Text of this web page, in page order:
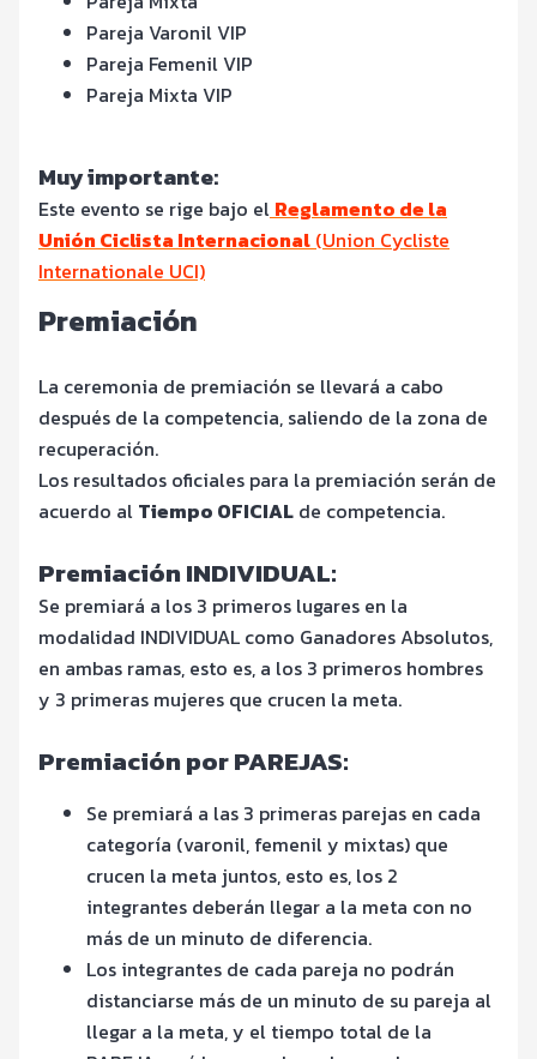
Pareja Varonil VIP
Pareja Femenil VIP
Pareja Mixta VIP
Muy importante:
Este evento se rige bajo el Reglamento de la
Unión Ciclista Internacional (Union Cycliste
Internationale UCI)
Premiación
La ceremonia de premiación se llevará a cabo
después de la competencia, saliendo de la zona de
recuperación.
Los resultados oficiales para la premiación serán de
acuerdo al Tiempo OFICIAL de competencia.
Premiación INDIVIDUAL:
Se premiará a los 3 primeros lugares en la
modalidad INDIVIDUAL como Ganadores Absolutos,
en ambas ramas, esto es, a los 3 primeros hombres
y 3 primeras mujeres que crucen la meta.
Premiación por PAREJAS:
Se premiará a las 3 primeras parejas en cada
categoría (varonil, femenil y mixtas) que
crucen la meta juntos, esto es, los 2
integrantes deberán llegar a la meta con no
más de un minuto de diferencia.
Los integrantes de cada pareja no podrán
distanciarse más de un minuto de su pareja al
llegar a la meta, y el tiempo total de la